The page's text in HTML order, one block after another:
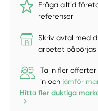
Fråga alltid
referenser
Skriv avtal med
arbetet påbörjas
Ta in fler
in och jämför
Hitta fler duktiga